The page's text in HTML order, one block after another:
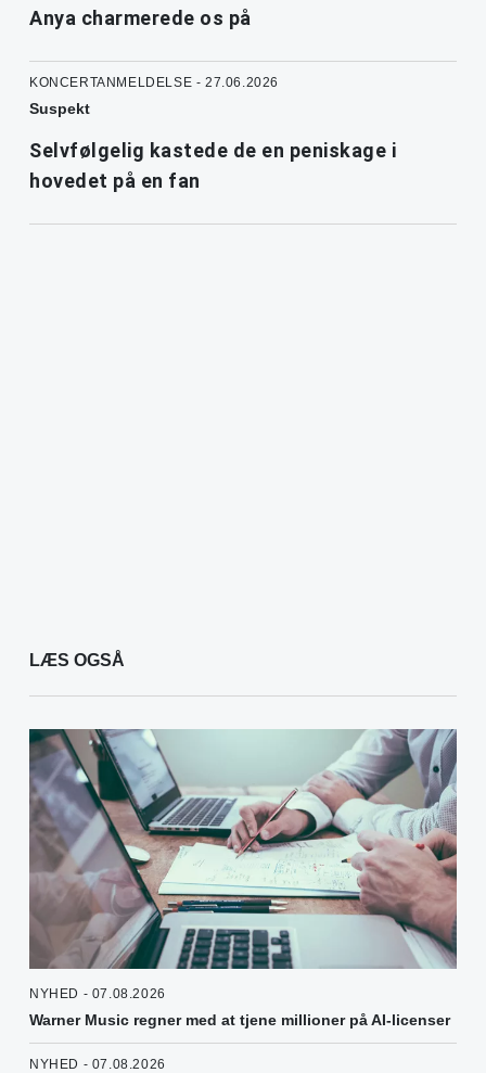
Anya charmerede os på
KONCERTANMELDELSE - 27.06.2026
Suspekt
Selvfølgelig kastede de en peniskage i
hovedet på en fan
LÆS OGSÅ
NYHED - 07.08.2026
Warner Music regner med at tjene millioner på AI-licenser
NYHED - 07.08.2026